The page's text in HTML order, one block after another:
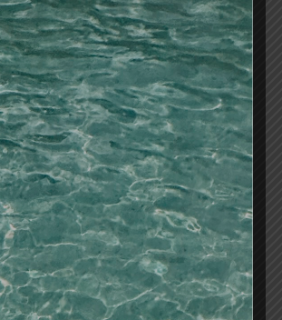
de los pigmentos en
la superficie del cabello
rendimiento garantiza:
en el interior del